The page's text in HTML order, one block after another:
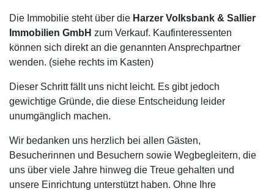
Die Immobilie steht über die Harzer Volksbank & Sallier
Immobilien GmbH zum Verkauf. Kaufinteressenten
können sich direkt an die genannten Ansprechpartner
wenden. (siehe rechts im Kasten)
Dieser Schritt fällt uns nicht leicht. Es gibt jedoch
gewichtige Gründe, die diese Entscheidung leider
unumgänglich machen.
Wir bedanken uns herzlich bei allen Gästen,
Besucherinnen und Besuchern sowie Wegbegleitern, die
uns über viele Jahre hinweg die Treue gehalten und
unsere Einrichtung unterstützt haben. Ohne Ihre